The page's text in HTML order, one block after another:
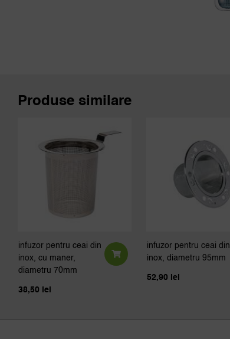
Produse similare
infuzor pentru ceai din
inox, cu maner,
diametru 70mm
38,50 lei
infuzor pentru ceai din
inox, diametru 95mm
52,90 lei